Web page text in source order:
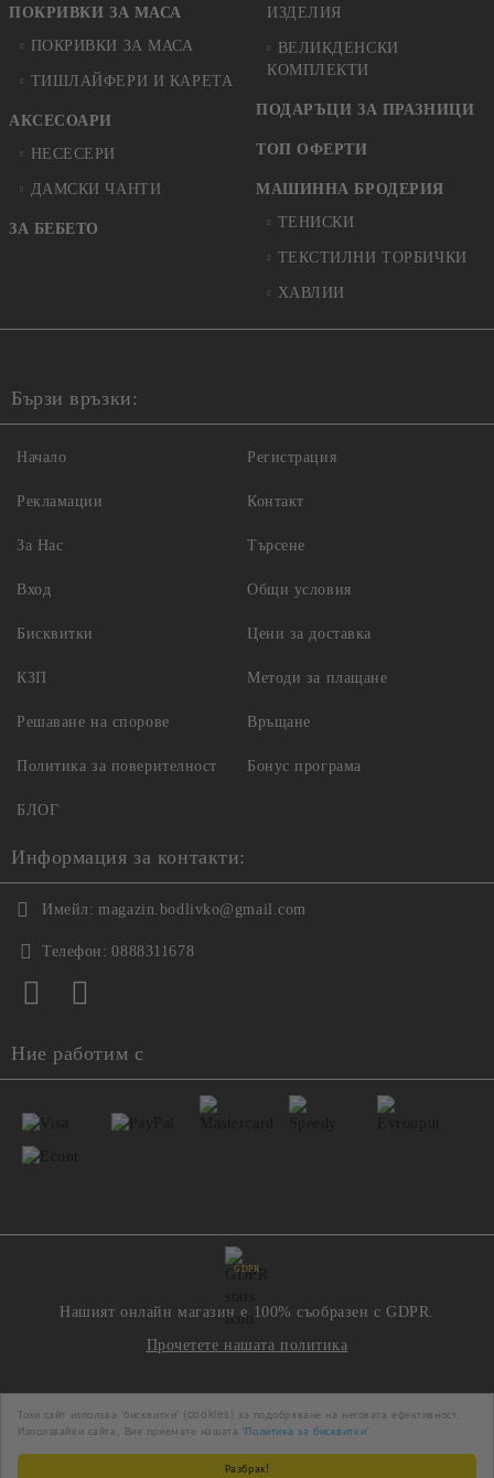
Разбрах!
Този сайт използва 'бисквитки' (cookies) за подобряване на неговата ефективност.
Използвайки сайта, Вие приемате нашата 'Политика за бисквитки'
ПОКРИВКИ ЗА МАСА
ПОКРИВКИ ЗА МАСА
ТИШЛАЙФЕРИ И КАРЕТА
АКСЕСОАРИ
НЕСЕСЕРИ
ДАМСКИ ЧАНТИ
ЗА БЕБЕТО
ИЗДЕЛИЯ
ВЕЛИКДЕНСКИ
КОМПЛЕКТИ
ПОДАРЪЦИ ЗА ПРАЗНИЦИ
ТОП ОФЕРТИ
МАШИННА БРОДЕРИЯ
ТЕНИСКИ
ТЕКСТИЛНИ ТОРБИЧКИ
ХАВЛИИ
Бързи връзки:
Начало
Рекламации
За Нас
Вход
Регистрация
Контакт
Търсене
Общи условия
Бисквитки
КЗП
Решаване на спорове
Политика за поверителност
Цени за доставка
Методи за плащане
Връщане
Бонус програма
БЛОГ
Информация за контакти:
Имейл: magazin.bodlivko@gmail.com
Телефон: 0888311678
Ние работим с
GDPR
Нашият онлайн магазин е 100% съобразен с GDPR.
Прочетете нашата политика
Онлайн магазин от SELITON